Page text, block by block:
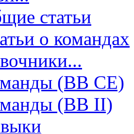
статьи
о командах
(BB CE)
(BB II)